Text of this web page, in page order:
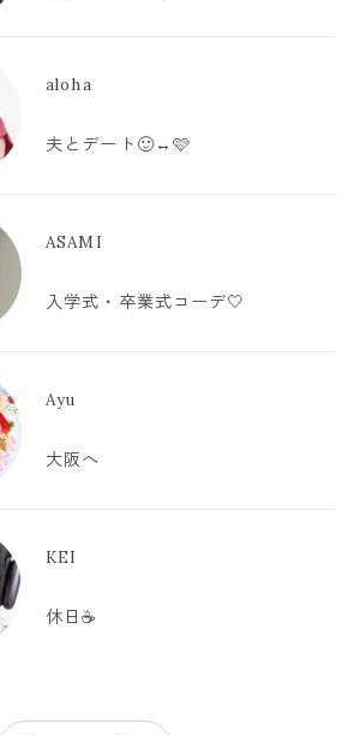
aloha
夫とデート🙂‍↔️🩷
ASAMI
入学式・卒業式コーデ🤍
Ayu
大阪へ
KEI
休日☕️